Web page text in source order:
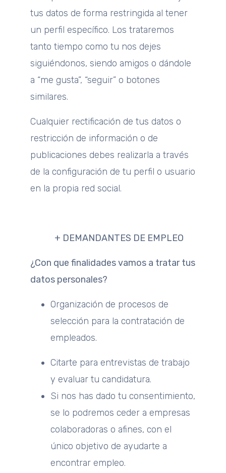
tus datos de forma restringida al tener
un perfil específico. Los trataremos
tanto tiempo como tu nos dejes
siguiéndonos, siendo amigos o dándole
a “me gusta”, “seguir” o botones
similares.
Cualquier rectificación de tus datos o
restricción de información o de
publicaciones debes realizarla a través
de la configuración de tu perfil o usuario
en la propia red social.
+ DEMANDANTES DE EMPLEO
¿Con que finalidades vamos a tratar tus
datos personales?
Organización de procesos de
selección para la contratación de
empleados.
Citarte para entrevistas de trabajo
y evaluar tu candidatura.
Si nos has dado tu consentimiento,
se lo podremos ceder a empresas
colaboradoras o afines, con el
único objetivo de ayudarte a
encontrar empleo.